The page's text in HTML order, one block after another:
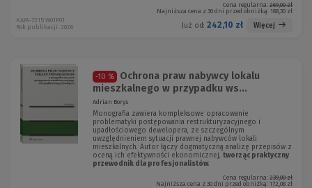
Cena regularna: 269,00 zł
Najniższa cena z 30 dni przed obniżką: 188,30 zł
Już od: 242,10 zł Więcej
KAM-7215 W01P01
Rok publikacji: 2026
-10 %
Ochrona praw nabywcy lokalu
mieszkalnego w przypadku ws...
Adrian Borys
Monografia zawiera kompleksowe opracowanie
problematyki postępowania restrukturyzacyjnego i
upadłościowego dewelopera, ze szczególnym
uwzględnieniem sytuacji prawnej nabywców lokali
mieszkalnych. Autor łączy dogmatyczną analizę przepisów z
oceną ich efektywności ekonomicznej, tworząc praktyczny
przewodnik dla profesjonalistów.
Cena regularna: 239,00 zł
Najniższa cena z 30 dni przed obniżką: 172,08 zł